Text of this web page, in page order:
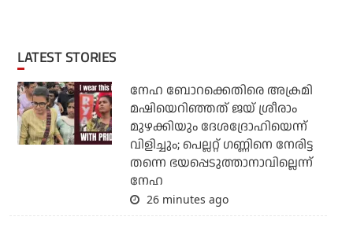
LATEST STORIES
നേഹ ബോറക്കെതിരെ അക്രമി
മഷിയെറിഞ്ഞത് ജയ് ശ്രീരാം
മുഴക്കിയും ദേശദ്രോഹിയെന്ന്
വിളിച്ചും; പെല്ലറ്റ് ഗണ്ണിനെ നേരിട്ട
തന്നെ ഭയപ്പെടുത്താനാവില്ലെന്ന്
നേഹ
26 minutes ago